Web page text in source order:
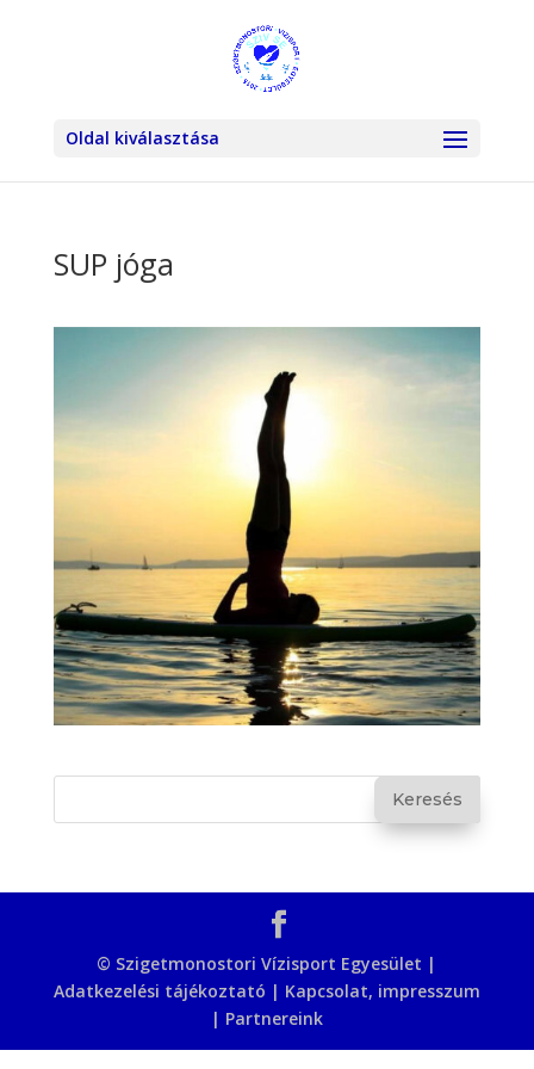
Oldal kiválasztása
SUP jóga
© Szigetmonostori Vízisport Egyesület |
Adatkezelési tájékoztató | Kapcsolat, impresszum
| Partnereink